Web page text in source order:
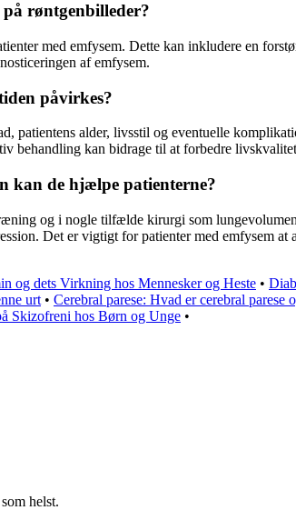
røntgenbilleder?
med emfysem. Dette kan inkludere en
af emfysem.
påvirkes?
patientens alder, livsstil og eventuelle
behandling kan bidrage til at forbedre
kan de hjælpe patienterne?
og i nogle tilfælde kirurgi som
Det er vigtigt for patienter med emfysem
og dets Virkning hos Mennesker og Heste •
urt • Cerebral parese: Hvad er cerebral parese
Skizofreni hos Børn og Unge •
helst.